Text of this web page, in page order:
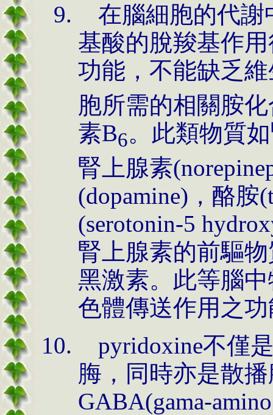
在腦細胞的代謝
基酸的脫羧基作
功能，不能缺乏
胞所需的相關胺
素B6。此類物質
腎上腺素
(dopamine)，酪胺
(serotonin-5
腎上腺素的前驅
黑激素。此等腦
色體傳送作用之
pyridoxine不僅
脢，同時亦是散
GABA(gama-